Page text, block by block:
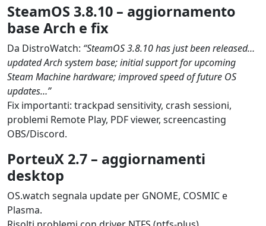
SteamOS 3.8.10 – aggiornamento
base Arch e fix
Da DistroWatch: “SteamOS 3.8.10 has just been released…
updated Arch system base; initial support for upcoming
Steam Machine hardware; improved speed of future OS
updates…”
Fix importanti: trackpad sensitivity, crash sessioni,
problemi Remote Play, PDF viewer, screencasting
OBS/Discord.
PorteuX 2.7 – aggiornamenti
desktop
OS.watch segnala update per GNOME, COSMIC e
Plasma.